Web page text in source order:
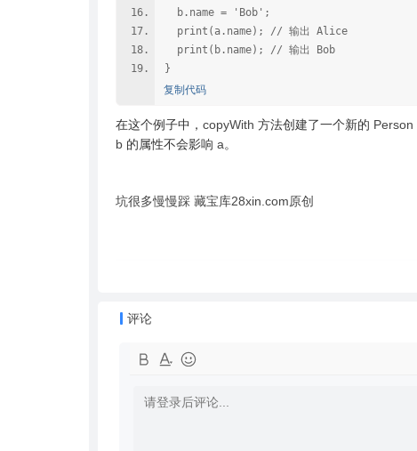
b.name = 'Bob';
print(a.name); // 输出 Alice
print(b.name); // 输出 Bob
}
复制代码
在这个例子中， copyWith 方法创建了一个新的 Person
b 的属性不会影响 a。
坑很多慢慢踩 藏宝库28xin.com原创
评论